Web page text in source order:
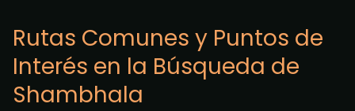
Rutas Comunes y Puntos de
Interés en la Búsqueda de
Shambhala